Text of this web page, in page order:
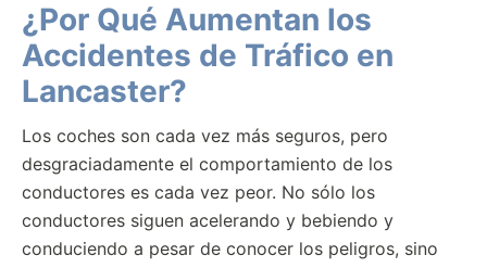
¿Por Qué Aumentan los
Accidentes de Tráfico en
Lancaster?
Los coches son cada vez más seguros, pero
desgraciadamente el comportamiento de los
conductores es cada vez peor. No sólo los
conductores siguen acelerando y bebiendo y
conduciendo a pesar de conocer los peligros, sino